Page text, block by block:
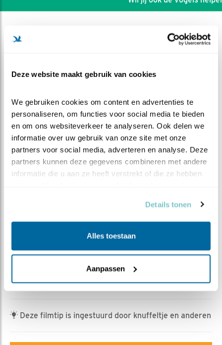
Deze website maakt gebruik van cookies
We gebruiken cookies om content en advertenties te
personaliseren, om functies voor social media te bieden
en om ons websiteverkeer te analyseren. Ook delen we
informatie over uw gebruik van onze site met onze
partners voor social media, adverteren en analyse. Deze
partners kunnen deze gegevens combineren met andere
informatie die u aan ze heeft verstrekt of die ze hebben
Details tonen
Alles toestaan
Aanpassen
DEEL DIT FILMPJE
Ed Hoogkamer | Geplaatst op 20 maart 2024, 13:22 |
Bewaar dit filmpje
Een tweede ei bij de slechtvalken op het Rijksmuseum
En een nieuwe blog van Margot de Kam
Weer een ei in Amsterdam!
Deze filmtip is ingestuurd door knuffeltje en anderen